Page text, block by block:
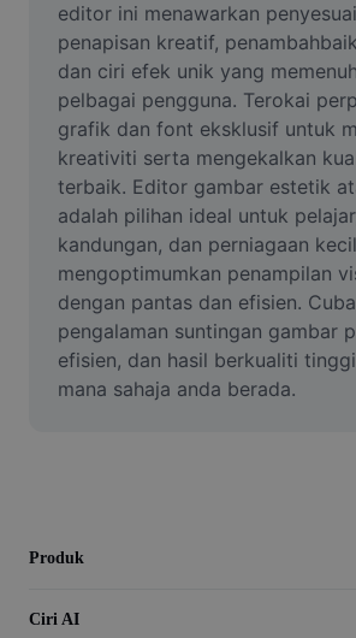
Face Cutout
Video
Alih keluar latar video
Pertingkat kualiti
Editor Video
Pangkas Video
Tambahkan Sari Kata pada Video
editor ini menawarkan
penapisan kreatif,
dan ciri efek unik yang
pelbagai pengguna. Terokai
grafik dan font eksklusif untuk
kreativiti serta mengekalkan
terbaik. Editor gambar estetik
adalah pilihan ideal untuk
kandungan, dan perniagaan
mengoptimumkan penampilan
dengan pantas dan efisien.
pengalaman suntingan gambar
efisien, dan hasil berkualiti
mana sahaja anda berada.
Produk
Ciri AI